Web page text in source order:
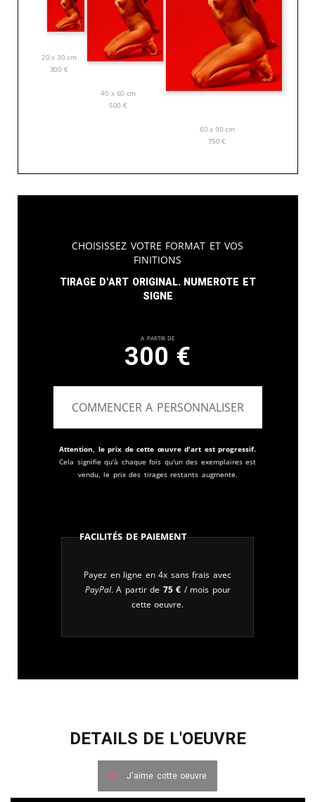
20 x 30 cm
300 €
40 x 60 cm
500 €
60 x 90 cm
750€
Choisissez votre format et vos
finitions
Tirage d'art original. Numerote et
signe
A partir de
300 €
COMMENCER A PERSONNALISER
Attention, le prix de cette œuvre d'art est progressif.
Cela signifie qu'à chaque fois qu'un des exemplaires est
vendu, le prix des tirages restants augmente.
Facilités de paiement
Payez en ligne en 4x sans frais avec
PayPal. A partir de 75 € / mois pour
cette oeuvre.
DETAILS DE L'OEUVRE
J'aime cette oeuvre